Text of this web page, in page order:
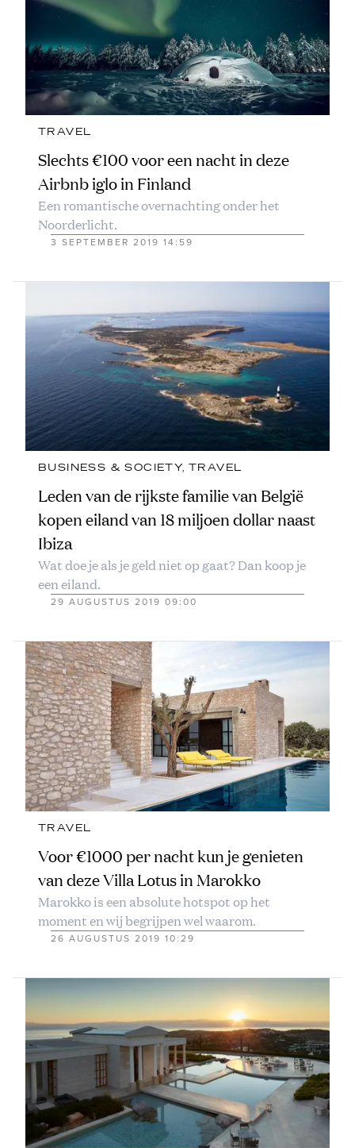
TRAVEL
Slechts €100 voor een nacht in deze
Airbnb iglo in Finland
Een romantische overnachting onder het
Noorderlicht.
3 SEPTEMBER 2019 14:59
BUSINESS & SOCIETY, TRAVEL
Leden van de rijkste familie van België
kopen eiland van 18 miljoen dollar naast
Ibiza
Wat doe je als je geld niet op gaat? Dan koop je
een eiland.
29 AUGUSTUS 2019 09:00
TRAVEL
Voor €1000 per nacht kun je genieten
van deze Villa Lotus in Marokko
Marokko is een absolute hotspot op het
moment en wij begrijpen wel waarom.
26 AUGUSTUS 2019 10:29